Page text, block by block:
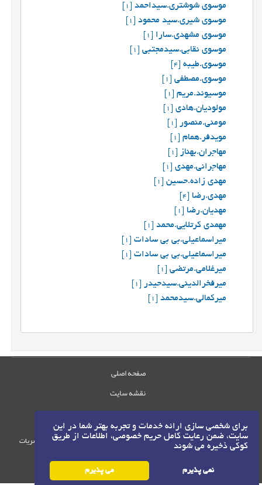
برای شخصی سازی ارائه خدمات و تجربه بهتر شما در این
سایت، ضمن رعایت کامل حریم خصوصی، اطلاعات از طریق
کوکی ذخیره می شوند
نمی پذیرم می پذیرم
موسوی شوشتری.سیداحمد[1]
موسوی شیری.سید محمود[1]
موسوی مشهدی.سارا
موسوی نقابی.سیدمجتبی[1]
موسوی.طیبه[4]
موسوی.مصطفی[1]
موسیوند.مریم[1]
مولودیان.هادی[1]
مومنی.منصور
مويدفر.همام[1]
مهاجران.بهناز
مهاجرانی.مهدی[1]
مهدی زاده.حسین[1]
مهدی.رضا
مهدیان.رضا
مهمدی کرتلایی.محمد[1]
میراسماعیلی.بی بی سادات[1]
میراسماعیلی.بی بی سادات[1]
میرغلامی.مرتضی[1]
میرفخرالدینی.سیدحیدر
میرکمالی.سیدمحمد[1]
صفحه اصلی
نقشه سایت
تماس با ما
حقوق این وب‌سایت متعلق به سامانه مدیریت نشریات
حق نشر©
1405-1396